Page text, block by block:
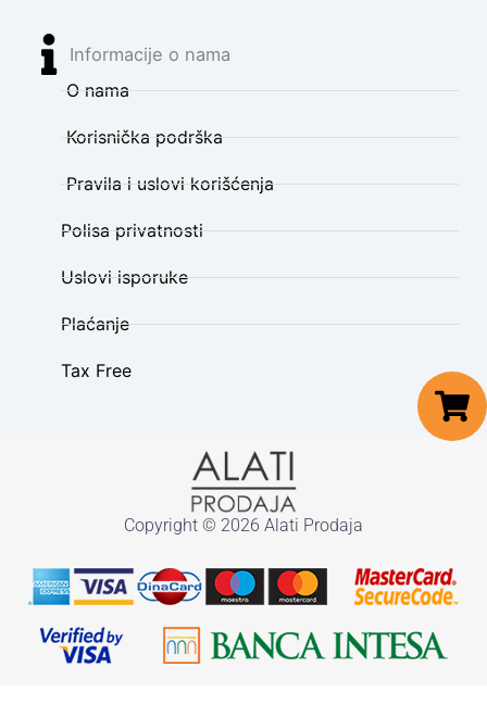
Informacije o nama
O nama
Korisnička podrška
Pravila i uslovi korišćenja
Polisa privatnosti
Uslovi isporuke
Plaćanje
Tax Free
Copyright © 2026 Alati Prodaja